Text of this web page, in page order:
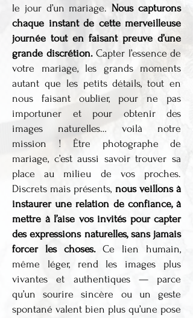
le jour d’un mariage.Nous capturons
chaque instant de cette merveilleuse
journée tout en faisant preuve d’une
grande discrétion.Capter l’essence de
votre mariage, les grands moments
autant que les petits détails, tout en
nous faisant oublier, pour ne pas
importuner et pour obtenir des
images naturelles… voilà notre
mission ! Être photographe de
mariage, c’est aussi savoir trouver sa
place au milieu de vos proches.
Discrets mais présents, nous veillons à
instaurer une relation de confiance, à
mettre à l’aise vos invités pour capter
des expressions naturelles, sans jamais
forcer les choses.Ce lien humain,
même léger, rend les images plus
vivantes et authentiques — parce
qu’un sourire sincère ou un geste
spontané valent bien plus qu’une pose